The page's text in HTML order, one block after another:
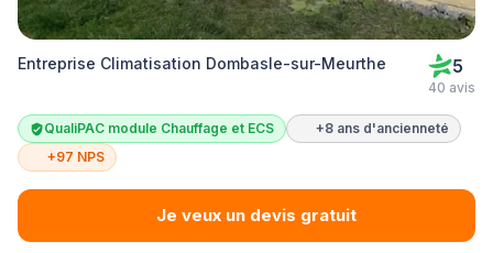
Entreprise Climatisation Dombasle-sur-Meurthe 5
40 avis
QualiPAC module Chauffage et ECS
+8 ans d'ancienneté
+97 NPS
Je veux un devis gratuit